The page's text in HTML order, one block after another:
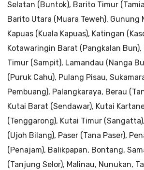
Selatan (Buntok), Barito Timur
Barito Utara (Muara Teweh), Gunung
Kapuas (Kuala Kapuas), Katingan
Kotawaringin Barat (Pangkalan
Timur (Sampit), Lamandau (Nanga
(Puruk Cahu), Pulang Pisau,
Pembuang), Palangkaraya, Berau
Kutai Barat (Sendawar), Kutai
(Tenggarong), Kutai Timur
(Ujoh Bilang), Paser (Tana Paser),
(Penajam), Balikpapan, Bontang,
(Tanjung Selor), Malinau, Nunukan,